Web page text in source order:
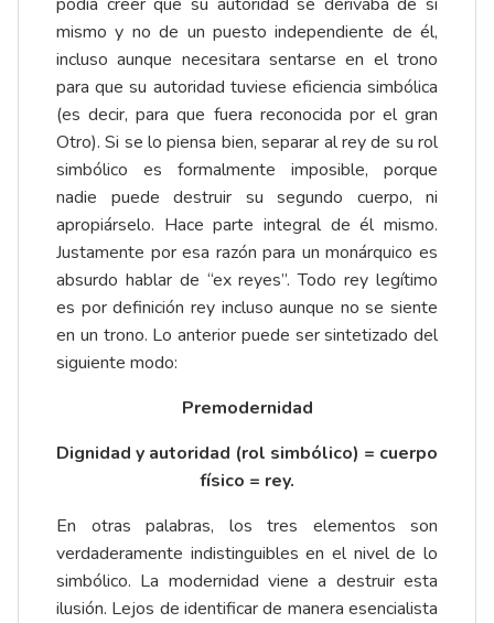
podía creer que su autoridad se derivaba de sí
mismo y no de un puesto independiente de él,
incluso aunque necesitara sentarse en el trono
para que su autoridad tuviese eficiencia simbólica
(es decir, para que fuera reconocida por el gran
Otro). Si se lo piensa bien, separar al rey de su rol
simbólico es formalmente imposible, porque
nadie puede destruir su segundo cuerpo, ni
apropiárselo. Hace parte integral de él mismo.
Justamente por esa razón para un monárquico es
absurdo hablar de “ex reyes”. Todo rey legítimo
es por definición rey incluso aunque no se siente
en un trono. Lo anterior puede ser sintetizado del
siguiente modo:
Premodernidad
Dignidad y autoridad (rol simbólico) = cuerpo
físico = rey.
En otras palabras, los tres elementos son
verdaderamente indistinguibles en el nivel de lo
simbólico. La modernidad viene a destruir esta
ilusión. Lejos de identificar de manera esencialista